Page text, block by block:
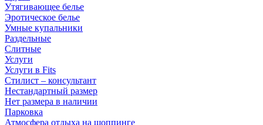
Утягивающее белье
Эротическое белье
Умные купальники
Раздельные
Слитные
Услуги
Услуги в Fits
Стилист – консультант
Нестандартный размер
Нет размера в наличии
Парковка
Атмосфера отдыха на шоппинге